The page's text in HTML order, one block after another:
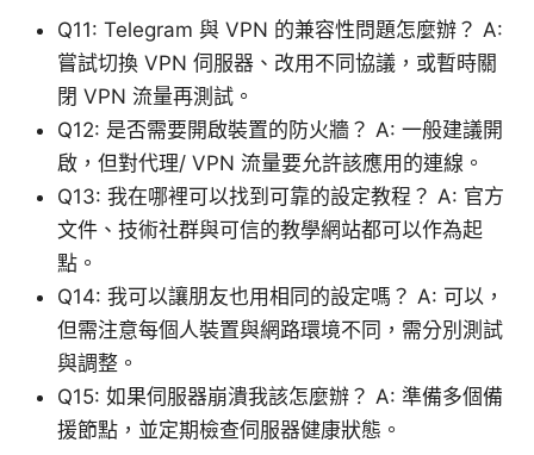
Q11: Telegram 與 VPN 的兼容性問題怎麼辦？ A:
嘗試切換 VPN 伺服器、改用不同協議，或暫時關
閉 VPN 流量再測試。
Q12: 是否需要開啟裝置的防火牆？ A: 一般建議開
啟，但對代理/ VPN 流量要允許該應用的連線。
Q13: 我在哪裡可以找到可靠的設定教程？ A: 官方
文件、技術社群與可信的教學網站都可以作為起
點。
Q14: 我可以讓朋友也用相同的設定嗎？ A: 可以，
但需注意每個人裝置與網路環境不同，需分別測試
與調整。
Q15: 如果伺服器崩潰我該怎麼辦？ A: 準備多個備
援節點，並定期檢查伺服器健康狀態。